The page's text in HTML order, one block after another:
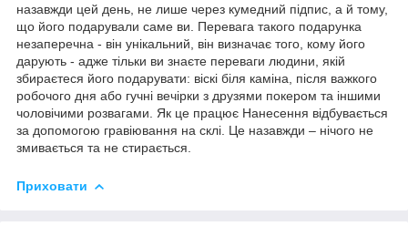
назавжди цей день, не лише через кумедний підпис, а й тому,
що його подарували саме ви. Перевага такого подарунка
незаперечна - він унікальний, він визначає того, кому його
дарують - адже тільки ви знаєте переваги людини, якій
збираєтеся його подарувати: віскі біля каміна, після важкого
робочого дня або гучні вечірки з друзями покером та іншими
чоловічими розвагами. Як це працює Нанесення відбувається
за допомогою гравіювання на склі. Це назавжди – нічого не
змивається та не стирається.
Приховати